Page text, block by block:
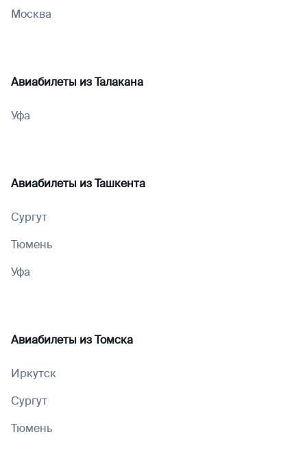
Москва
Авиабилеты изТалакана
Уфа
Авиабилеты изТашкента
Сургут
Тюмень
Уфа
Авиабилеты изТомска
Иркутск
Сургут
Тюмень